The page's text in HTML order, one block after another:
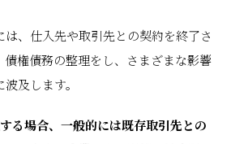
、仕入先や取引先との契約を終了さ
権債務の整理をし、さまざまな影響
及します。
る場合、一般的には既存取引先との